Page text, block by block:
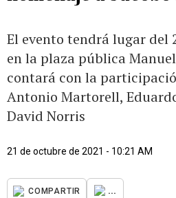
El evento tendrá lugar del
en la plaza pública
contará con la
Antonio Martorell,
David Norris
21 de octubre de 2021 - 10:21 AM
COMPARTIR ...